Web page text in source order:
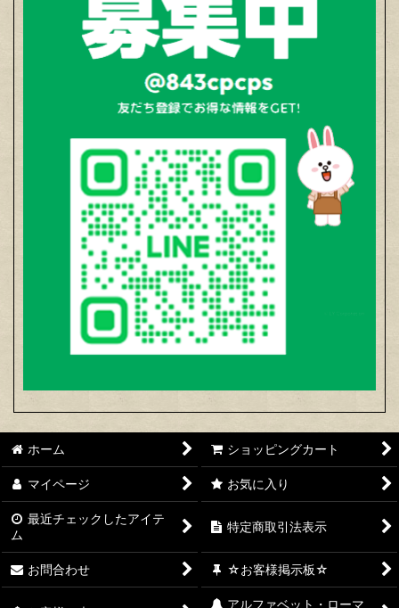
ホーム ショッピングカート
マイページ お気に入り
最近チェックしたアイテ
ム
特定商取引法表示
お問合わせ ☆お客様掲示板☆
アルファベット・ローマ